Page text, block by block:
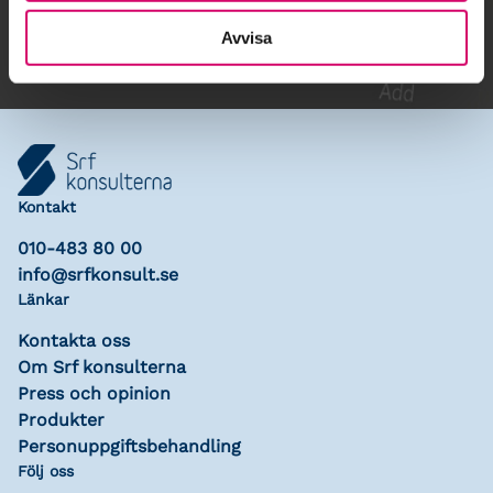
Avvisa
Kontakt
010-483 80 00
info@srfkonsult.se
Länkar
Kontakta oss
Om Srf konsulterna
Press och opinion
Produkter
Personuppgiftsbehandling
Följ oss